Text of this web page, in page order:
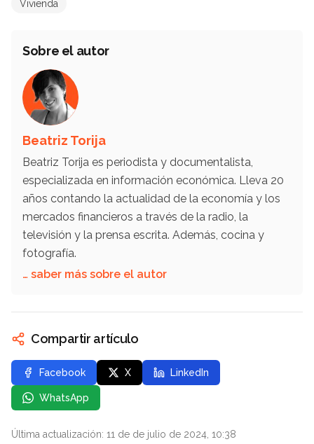
Vivienda
Sobre el autor
Beatriz Torija
Beatriz Torija es periodista y documentalista,
especializada en información económica. Lleva 20
años contando la actualidad de la economía y los
mercados financieros a través de la radio, la
televisión y la prensa escrita. Además, cocina y
fotografía.
… saber más sobre el autor
Compartir artículo
Facebook X LinkedIn
WhatsApp
Última actualización: 11 de de julio de 2024, 10:38